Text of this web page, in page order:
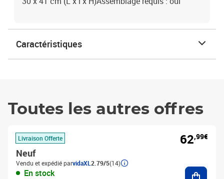
Caractéristiques
Toutes les autres offres
Livraison Offerte
Neuf
Vendu et expédié parvidaXL 2.79/5(14)
En stock
62,99€